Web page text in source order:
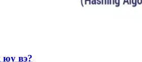
вэ?